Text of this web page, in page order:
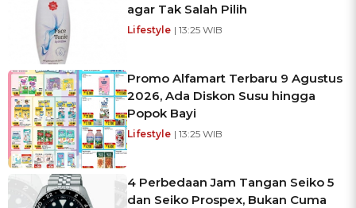
agar Tak Salah Pilih
Lifestyle | 13:25 WIB
Promo Alfamart Terbaru 9 Agustus
2026, Ada Diskon Susu hingga
Popok Bayi
Lifestyle | 13:25 WIB
4 Perbedaan Jam Tangan Seiko 5
dan Seiko Prospex, Bukan Cuma